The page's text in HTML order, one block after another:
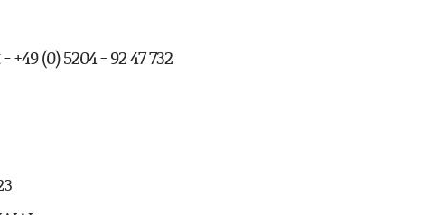
(0) 5204 - 92 47 732